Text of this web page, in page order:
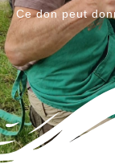
Ce don peut